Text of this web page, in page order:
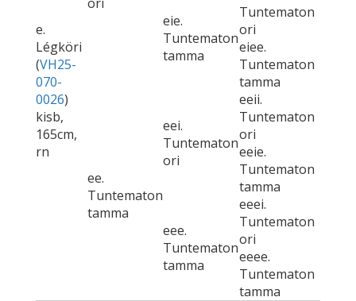
e.
Légköri
(VH25-
070-
0026)
kisb,
165cm,
rn
eie.
Tuntematon
tamma
Tuntematon
ori
eiee.
Tuntematon
tamma
ee.
Tuntematon
tamma
eei.
Tuntematon
ori
eeii.
Tuntematon
ori
eeie.
Tuntematon
tamma
eee.
Tuntematon
tamma
eeei.
Tuntematon
ori
eeee.
Tuntematon
tamma